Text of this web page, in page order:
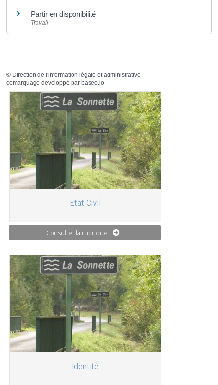
Partir en disponibilité
Travail
© Direction de l'information légale et administrative
comarquage developpé par baseo.io
Etat Civil
Consulter la rubrique
Identité